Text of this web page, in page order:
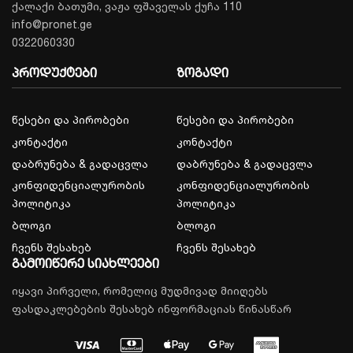
ქალაქი ბათუმი, ვაჟა ფშაველას ქუჩა 110
info@pronet.ge
0322060330
პროდუქტები
წესები და პირობები
კონტაქტი
დაბრუნება & გადაცვლა
კონფიდენციალურობის
პოლიტიკა
ბლოგი
ჩვენს შესახებ
ზოგადი
წესები და პირობები
კონტაქტი
დაბრუნება & გადაცვლა
კონფიდენციალურობის
პოლიტიკა
ბლოგი
ჩვენს შესახებ
გამოიწერე სიახლეები
იყავი პირველი, რომელიც მუდმივად მიიღებს
ფასდაკლებების შესახებ ინფორმაციას წინასწარ